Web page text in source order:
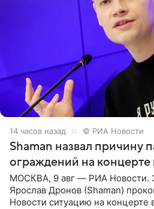
14 часов назад © РИА Новости
Shaman назвал причину
ограждений на концерте
МОСКВА, 9 авг — РИА Новости.
Ярослав Дронов (Shaman)
Новости ситуацию на концерте